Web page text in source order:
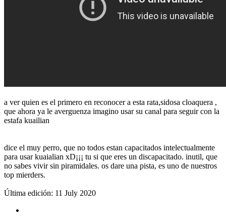
a ver quien es el primero en reconocer a esta rata,sidosa cloaquera ,
que ahora ya le averguenza imagino usar su canal para seguir con la
estafa kuailian
dice el muy perro, que no todos estan capacitados intelectualmente
para usar kuaialian xD¡¡¡ tu si que eres un discapacitado. inutil, que
no sabes vivir sin piramidales. os dare una pista, es uno de nuestros
top mierders.
Última edición: 11 July 2020